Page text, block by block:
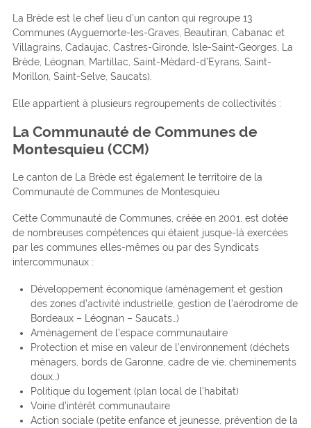
La Brède est le chef lieu d’un canton qui regroupe 13
Communes (Ayguemorte-les-Graves, Beautiran, Cabanac et
Villagrains, Cadaujac, Castres-Gironde, Isle-Saint-Georges, La
Brède, Léognan, Martillac, Saint-Médard-d’Eyrans, Saint-
Morillon, Saint-Selve, Saucats).
Elle appartient à plusieurs regroupements de collectivités :
La Communauté de Communes de
Montesquieu (CCM)
Le canton de La Brède est également le territoire de la
Communauté de Communes de Montesquieu
Cette Communauté de Communes, créée en 2001, est dotée
de nombreuses compétences qui étaient jusque-là exercées
par les communes elles-mêmes ou par des Syndicats
intercommunaux :
Développement économique (aménagement et gestion
des zones d’activité industrielle, gestion de l’aérodrome de
Bordeaux – Léognan – Saucats…)
Aménagement de l’espace communautaire
Protection et mise en valeur de l’environnement (déchets
ménagers, bords de Garonne, cadre de vie, cheminements
doux…)
Politique du logement (plan local de l’habitat)
Voirie d’intérêt communautaire
Action sociale (petite enfance et jeunesse, prévention de la